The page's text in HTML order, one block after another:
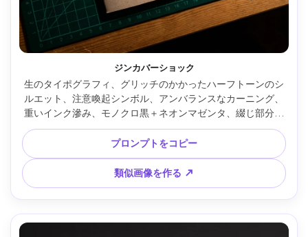
ジンカバーショック
生のタイポグラフィ、グリッチのかかったハーフトーンのシ
ルエット、注意喚起シンボル、アンバランスなカーニング、
重いインク滲み、モノクロ黒＋ネオンマゼンタ、綴じ部分に
ホチキス。カッティングマットやテープが置かれた乱雑なデ
スクにセット、Nikon D850、35mm、ムーディーなタングス
テン光、高解像度、ざらつくリアリズム、ソフトなシネマ光
--ar 4:5
プロンプトをコピー
類似画像を作る ↗